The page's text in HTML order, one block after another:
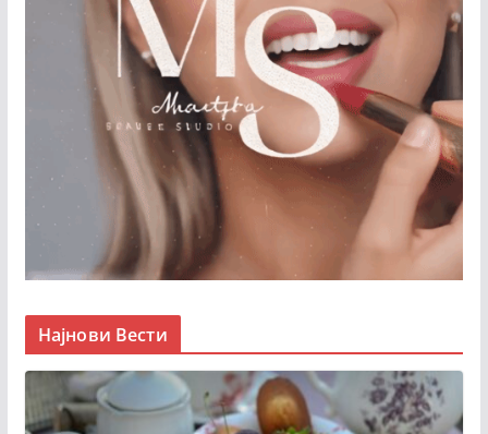
Најнови Вести